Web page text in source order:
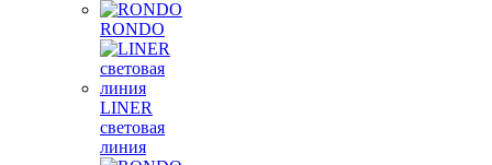
RONDO
LINER
световая
линия